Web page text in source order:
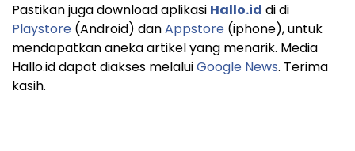
Pastikan juga download aplikasi Hallo.id di di
Playstore (Android) danAppstore (iphone), untuk
mendapatkan aneka artikel yang menarik. Media
Hallo.id dapat diakses melaluiGoogle News. Terima
kasih.